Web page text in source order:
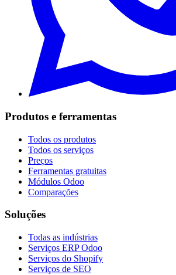
Produtos e ferramentas
Todos os produtos
Todos os serviços
Preços
Ferramentas gratuitas
Módulos Odoo
Comparações
Soluções
Todas as indústrias
Serviços ERP Odoo
Serviços do Shopify
Serviços de SEO